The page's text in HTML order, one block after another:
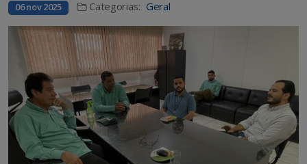
06 nov 2025 Categorias: Geral